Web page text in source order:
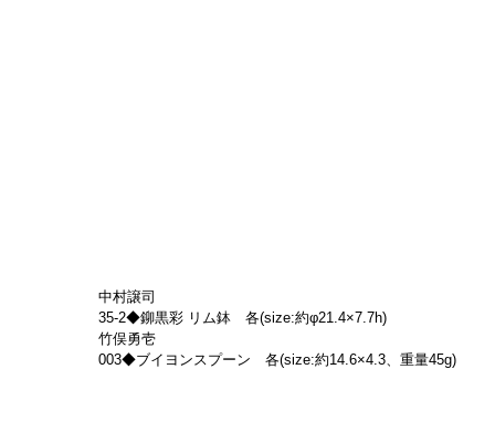
中村譲司
35-2◆鉚黒彩 リム鉢　各(size:約φ21.4×7.7h)
竹俣勇壱
003◆ブイヨンスプーン　各(size:約14.6×4.3、重量45g)